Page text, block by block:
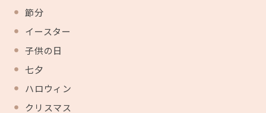
節分
イースター
子供の日
七夕
ハロウィン
クリスマス